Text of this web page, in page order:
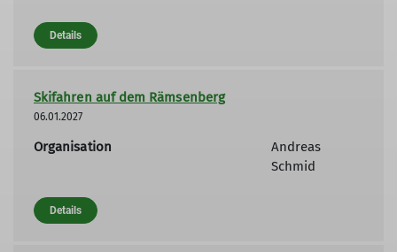
Details
Skifahren auf dem Rämsenberg
06.01.2027
Organisation
Andreas
Schmid
Details